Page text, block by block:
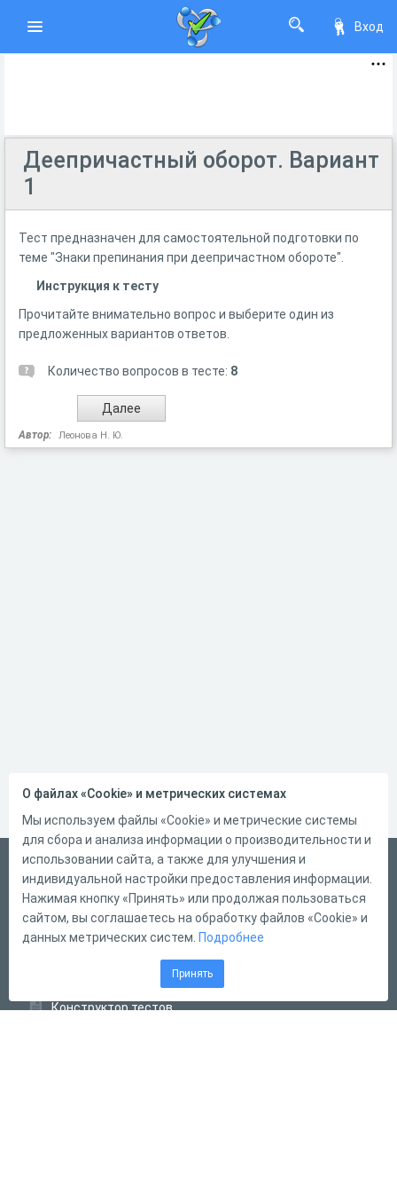
Вход
Деепричастный оборот. Вариант
1
Тест предназначен для самостоятельной подготовки по
теме "Знаки препинания при деепричастном обороте".
Инструкция к тесту
Прочитайте внимательно вопрос и выберите один из
предложенных вариантов ответов.
Количество вопросов в тесте: 8
Автор: Леонова Н. Ю.
Русский
Справка
Форма обратной связи
Конструктор тестов
О файлах «Cookie» и метрических системах
Мы используем файлы «Cookie» и метрические системы
для сбора и анализа информации о производительности и
использовании сайта, а также для улучшения и
индивидуальной настройки предоставления информации.
Нажимая кнопку «Принять» или продолжая пользоваться
сайтом, вы соглашаетесь на обработку файлов «Cookie» и
данных метрических систем. Подробнее
Принять